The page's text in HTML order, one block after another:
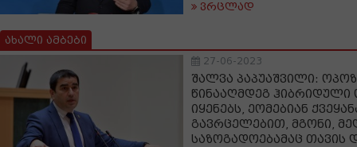
ვრცლად
ახალი ამბები
27-06-2023
შალვა პაპუაშვილი:
წინააღმდეგ ჰიბრიდული
იყენებს, ეომებიან
გავრცელებით, მგონი,
საზოგადოებამაც თავის